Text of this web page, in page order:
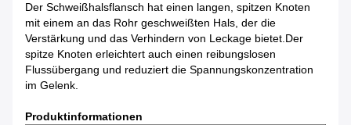
Der Schweißhalsflansch hat einen langen, spitzen Knoten
mit einem an das Rohr geschweißten Hals, der die
Verstärkung und das Verhindern von Leckage bietet.Der
spitze Knoten erleichtert auch einen reibungslosen
Flussübergang und reduziert die Spannungskonzentration
im Gelenk.
Produktinformationen